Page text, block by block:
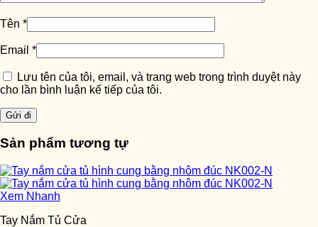
Tên *
Email *
Lưu tên của tôi, email, và trang web trong trình duyệt này
cho lần bình luận kế tiếp của tôi.
Sản phẩm tương tự
Xem Nhanh
Tay Nắm Tủ Cửa